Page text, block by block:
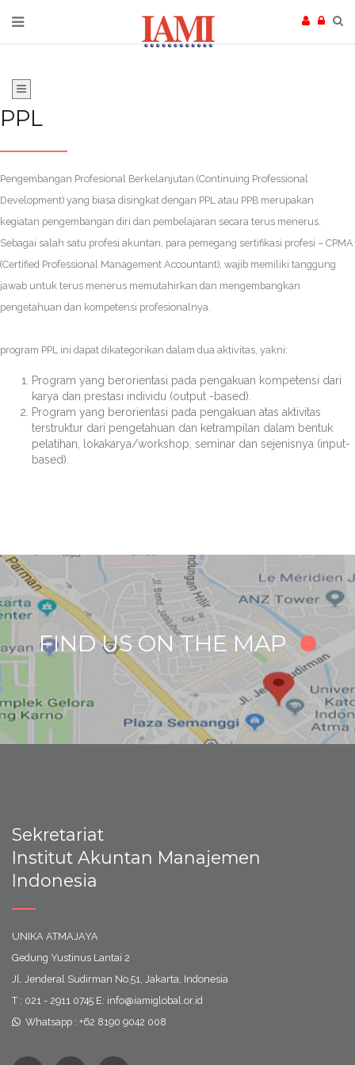
PPL
Pengembangan Profesional Berkelanjutan (Continuing Professional
Development) yang biasa disingkat dengan PPL atau PPB merupakan
kegiatan pengembangan diri dan pembelajaran secara terus menerus.
Sebagai salah satu profesi akuntan, para pemegang sertifikasi profesi – CPMA
(Certified Professional Management Accountant), wajib memiliki tanggung
jawab untuk terus menerus memutahirkan dan mengembangkan
pengetahuan dan kompetensi profesionalnya.
program PPL ini dapat dikategorikan dalam dua aktivitas, yakni:
Program yang berorientasi pada pengakuan kompetensi dari
karya dan prestasi individu (output -based).
Program yang berorientasi pada pengakuan atas aktivitas
terstruktur dari pengetahuan dan ketrampilan dalam bentuk
pelatihan, lokakarya/workshop, seminar dan sejenisnya (input-
based).
FIND US ON THE MAP
Sekretariat
Institut Akuntan Manajemen
Indonesia
UNIKA ATMAJAYA
Gedung Yustinus Lantai 2
Jl. Jenderal Sudirman No.51, Jakarta, Indonesia
T : 021 - 2911 0745 E: info@iamiglobal.or.id
Whatsapp : +62 8190 9042 008